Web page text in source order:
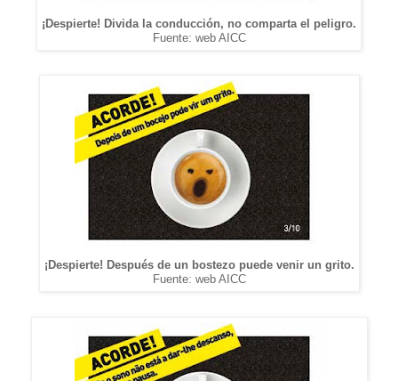
¡Despierte! Divida la conducción, no comparta el peligro.
Fuente: web AICC
¡Despierte! Después de un bostezo puede venir un grito.
Fuente: web AICC